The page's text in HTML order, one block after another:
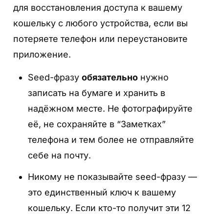
для восстановления доступа к вашему
кошельку с любого устройства, если вы
потеряете телефон или переустановите
приложение.
Seed-фразу обязательнонужно
записать на бумаге и хранить в
надёжном месте. Не фотографируйте
её, не сохраняйте в “Заметках”
телефона и тем более не отправляйте
себе на почту.
Никому не показывайте seed-фразу —
это единственный ключ к вашему
кошельку. Если кто-то получит эти 12